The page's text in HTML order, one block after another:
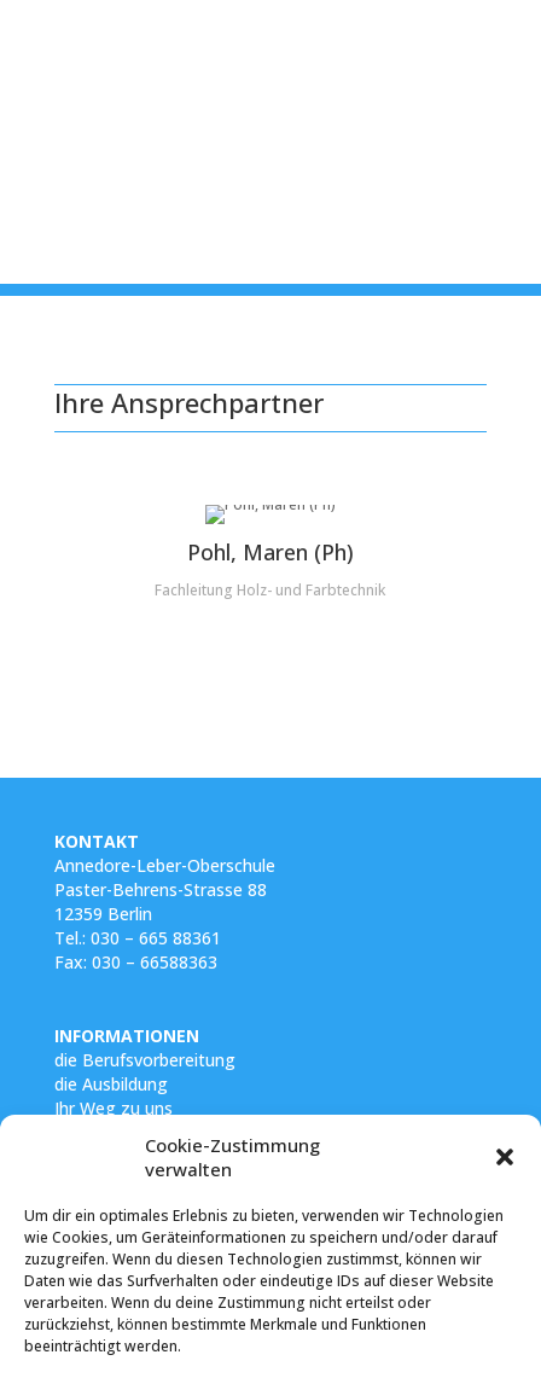
Cookie-Zustimmung
verwalten
Um dir ein optimales Erlebnis zu bieten, verwenden wir Technologien
wie Cookies, um Geräteinformationen zu speichern und/oder darauf
zuzugreifen. Wenn du diesen Technologien zustimmst, können wir
Daten wie das Surfverhalten oder eindeutige IDs auf dieser Website
verarbeiten. Wenn du deine Zustimmung nicht erteilst oder
zurückziehst, können bestimmte Merkmale und Funktionen
beeinträchtigt werden.
Ihre Ansprechpartner
Pohl, Maren (Ph)
Fachleitung Holz- und Farbtechnik
KONTAKT
Annedore-Leber-Oberschule
Paster-Behrens-Strasse 88
12359 Berlin
Tel.: 030 – 665 88361
Fax: 030 – 66588363
INFORMATIONEN
die Berufsvorbereitung
die Ausbildung
Ihr Weg zu uns
RECHTLICHES
Impressum
Datenschutzerklärung
Cookie-Richtlinie